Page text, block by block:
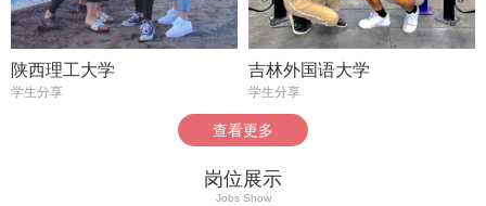
陕西理工大学
学生分享
吉林外国语大学
学生分享
查看更多
岗位展示
Jobs Show